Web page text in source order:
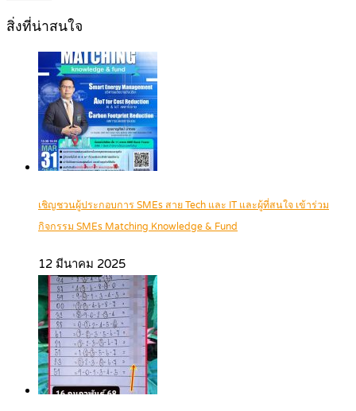
สิ่งที่น่าสนใจ
เชิญชวนผู้ประกอบการ SMEs สาย Tech และ IT และผู้ที่สนใจ เข้าร่วม
กิจกรรม SMEs Matching Knowledge & Fund
12 มีนาคม 2025